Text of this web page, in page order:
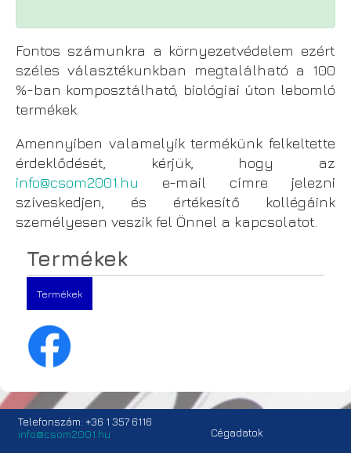
Fontos számunkra a környezetvédelem ezért
széles választékunkban megtalálható a 100
%-ban komposztálható, biológiai úton lebomló
termékek.
Amennyiben valamelyik termékünk felkeltette
érdeklődését, kérjük, hogy az
info@csom2001.hu e-mail címre jelezni
szíveskedjen, és értékesítő kollégáink
személyesen veszik fel Önnel a kapcsolatot.
Termékek
Termékek
Telefonszám: +36 1 357 6116
info@csom2001.hu
Cégadatok